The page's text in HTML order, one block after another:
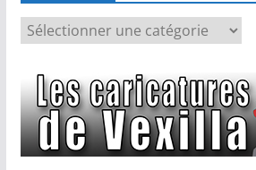
a
é
g
o
r